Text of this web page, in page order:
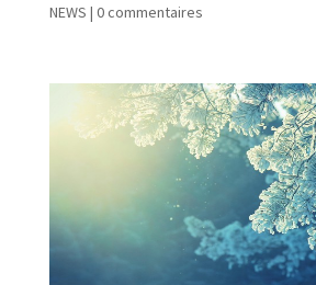
NEWS | 0 commentaires